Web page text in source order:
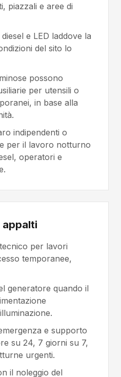
piazzali e aree di
e LED laddove la
del sito lo
possono
per utensili o
in base alla
indipendenti o
per il lavoro notturno
operatori e
appalti
per lavori
temporanee,
generatore quando il
e supporto
su 24, 7 giorni su 7,
urgenti.
il noleggio del